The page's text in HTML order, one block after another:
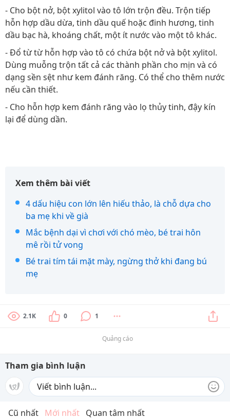
- Cho bột nở, bột xylitol vào tô lớn trộn đều. Trộn tiếp
hỗn hợp dầu dừa, tinh dầu quế hoặc đinh hương, tinh
dầu bạc hà, khoáng chất, một ít nước vào một tô khác.
- Đổ từ từ hỗn hợp vào tô có chứa bột nở và bột xylitol.
Dùng muỗng trộn tất cả các thành phần cho mịn và có
dạng sền sệt như kem đánh răng. Có thể cho thêm nước
nếu cần thiết.
- Cho hỗn hợp kem đánh răng vào lọ thủy tinh, đậy kín
lại để dùng dần.
Xem thêm bài viết
4 dấu hiệu con lớn lên hiếu thảo, là chỗ dựa cho
ba mẹ khi về già
Mắc bệnh dại vì chơi với chó mèo, bé trai hôn
mê rồi tử vong
Bé trai tím tái mặt mày, ngừng thở khi đang bú
mẹ
2.1K 0 1
Quảng cáo
Tham gia bình luận
Cũ nhất Mới nhất Quan tâm nhất